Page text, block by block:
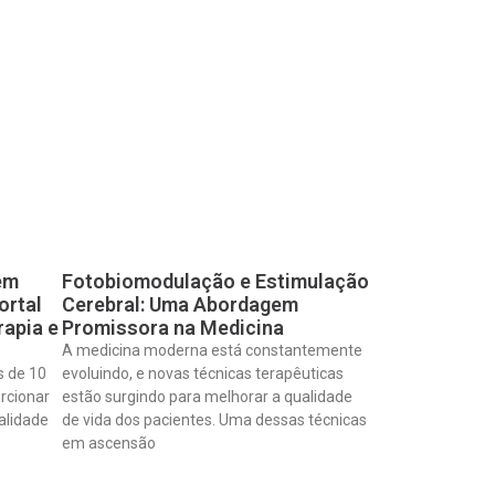
e
de 10
Fotobiomodulação e Estimulação
Cerebral: Uma Abordagem
Promissora na Medicina
A medicina moderna está constantemente
evoluindo, e novas técnicas terapêuticas
estão surgindo para melhorar a qualidade
de vida dos pacientes. Uma dessas técnicas
em ascensão